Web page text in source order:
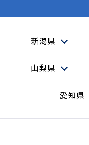
新潟県
山梨県
愛知県